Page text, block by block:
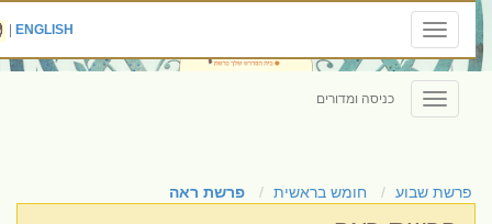
Toggle
navigation
ENGLISH
|
Toggle
navigation
כניסה ומדורים
פרשת שבוע חומש בראשית פרשת ראה